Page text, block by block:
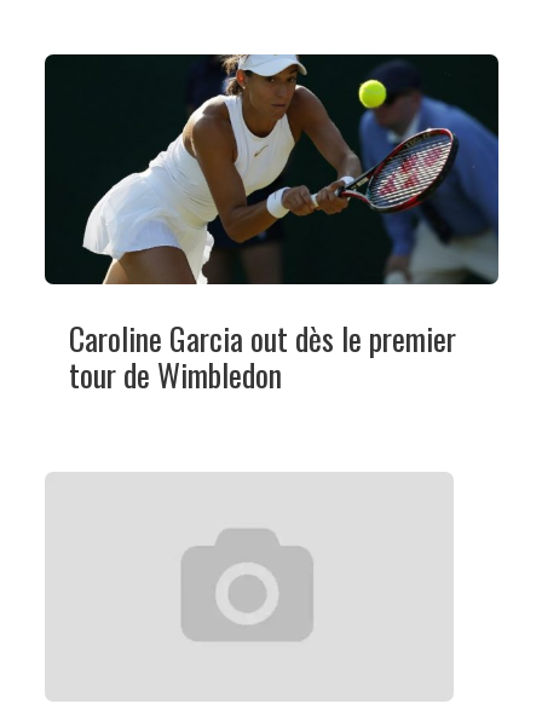
Caroline Garcia out dès le premier
tour de Wimbledon